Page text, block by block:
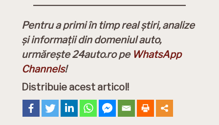
Pentru a primi în timp real știri, analize
și informații din domeniul auto,
urmărește 24auto.ro pe WhatsApp
Channels!
Distribuie acest articol!